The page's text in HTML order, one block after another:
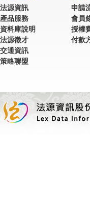
法源資訊
產品服務
資料庫說明
法源徵才
交通資訊
策略聯盟
申請
會員
授權
付款